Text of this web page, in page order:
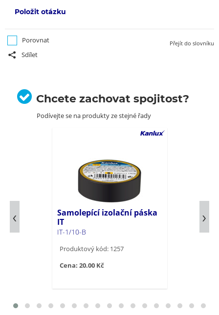
Položit otázku
Porovnat
Sdílet
Přejít do slovníku
Chcete zachovat spojitost?
Podívejte se na produkty ze stejné řady
Samolepící izolační páska
IT
IT-1/10-B
Produktový kód: 1257
Cena: 20.00 Kč